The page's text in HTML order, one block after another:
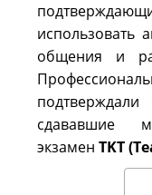
использовать
общения и
сдававшие
экзамен TKT